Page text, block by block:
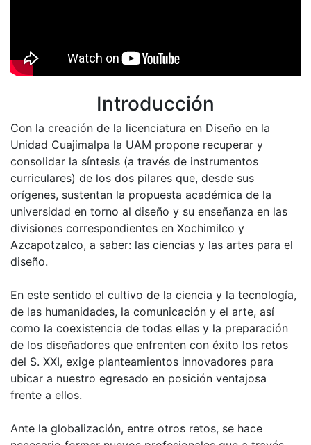
Introducción
Con la creación de la licenciatura en Diseño en la
Unidad Cuajimalpa la UAM propone recuperar y
consolidar la síntesis (a través de instrumentos
curriculares) de los dos pilares que, desde sus
orígenes, sustentan la propuesta académica de la
universidad en torno al diseño y su enseñanza en las
divisiones correspondientes en Xochimilco y
Azcapotzalco, a saber: las ciencias y las artes para el
diseño.
En este sentido el cultivo de la ciencia y la tecnología,
de las humanidades, la comunicación y el arte, así
como la coexistencia de todas ellas y la preparación
de los diseñadores que enfrenten con éxito los retos
del S. XXI, exige planteamientos innovadores para
ubicar a nuestro egresado en posición ventajosa
frente a ellos.
Ante la globalización, entre otros retos, se hace